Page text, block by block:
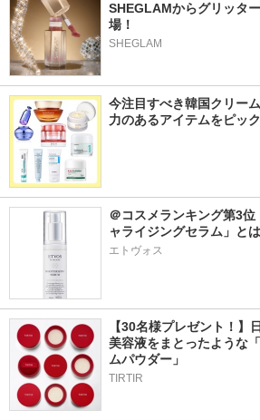
SHEGLAMからグリッタ
場！
SHEGLAM
今注目すべき韓国クリー
力のあるアイテムをピッ
＠コスメランキング第3
ャライジングセラム」と
エトヴォス
【30名様プレゼント！】
美容液をまとったような
ムパウダー」
TIRTIR